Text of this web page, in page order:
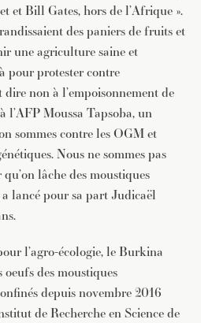
et Bill Gates, hors de l’Afrique ».
des paniers de fruits et
une agriculture saine et
pour protester contre
non à l’empoisonnement de
l’AFP Moussa Tapsoba, un
sommes contre les OGM et
Nous ne sommes pas
lâche des moustiques
lancé pour sa part Judicaël
l’agro-écologie, le Burkina
des moustiques
depuis novembre 2016
de Recherche en Science de